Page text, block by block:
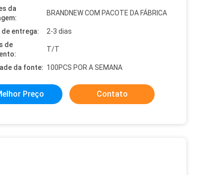
da
BRANDNEW COM PACOTE DA FÁBRICA
de entrega:
2-3 dias
de
T/T
da fonte: 100PCS POR A SEMANA
Preço Contato